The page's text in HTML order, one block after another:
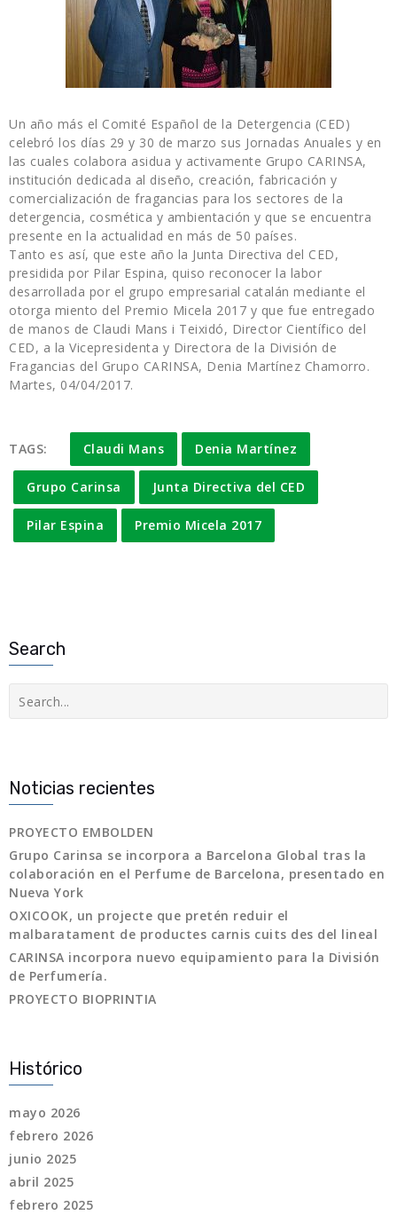
Un año más el Comité Español de la Detergencia (CED)
celebró los días 29 y 30 de marzo sus Jornadas Anuales y en
las cuales colabora asidua y activamente Grupo CARINSA,
institución dedicada al diseño, creación, fabricación y
comercialización de fragancias para los sectores de la
detergencia, cosmética y ambientación y que se encuentra
presente en la actualidad en más de 50 países.
Tanto es así, que este año la Junta Directiva del CED,
presidida por Pilar Espina, quiso reconocer la labor
desarrollada por el grupo empresarial catalán mediante el
otorga miento del Premio Micela 2017 y que fue entregado
de manos de Claudi Mans i Teixidó, Director Científico del
CED, a la Vicepresidenta y Directora de la División de
Fragancias del Grupo CARINSA, Denia Martínez Chamorro.
Martes, 04/04/2017.
TAGS: Claudi Mans Denia Martínez
Grupo Carinsa Junta Directiva del CED
Pilar Espina Premio Micela 2017
Search
Noticias recientes
PROYECTO EMBOLDEN
Grupo Carinsa se incorpora a Barcelona Global tras la
colaboración en el Perfume de Barcelona, presentado en
Nueva York
OXICOOK, un projecte que pretén reduir el
malbaratament de productes carnis cuits des del lineal
CARINSA incorpora nuevo equipamiento para la División
de Perfumería.
PROYECTO BIOPRINTIA
Histórico
mayo 2026
febrero 2026
junio 2025
abril 2025
febrero 2025